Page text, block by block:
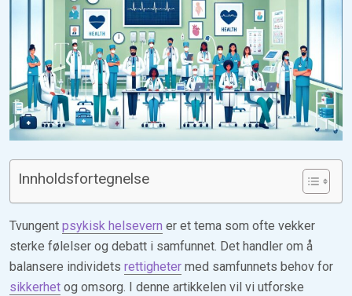
Innholdsfortegnelse
Tvungent psykisk helsevern er et tema som ofte vekker
sterke følelser og debatt i samfunnet. Det handler om å
balansere individets rettigheter med samfunnets behov for
sikkerhet og omsorg. I denne artikkelen vil vi utforske